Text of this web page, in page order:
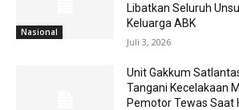
Nasional
Libatkan Seluruh
Keluarga ABK
Juli 3, 2026
Unit Gakkum
Tangani Kecelakaan
Pemotor Tewas Saat